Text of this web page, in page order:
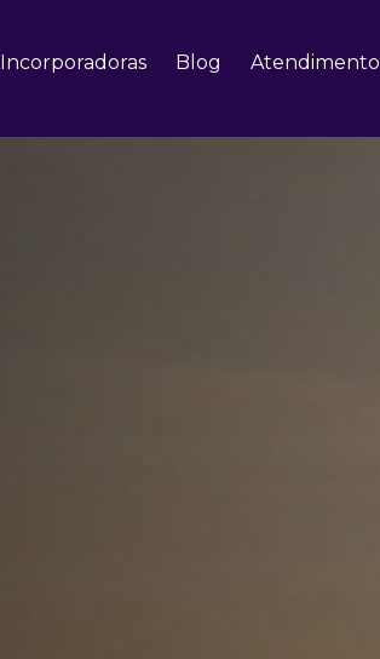
Incorporadoras Blog Atendimento